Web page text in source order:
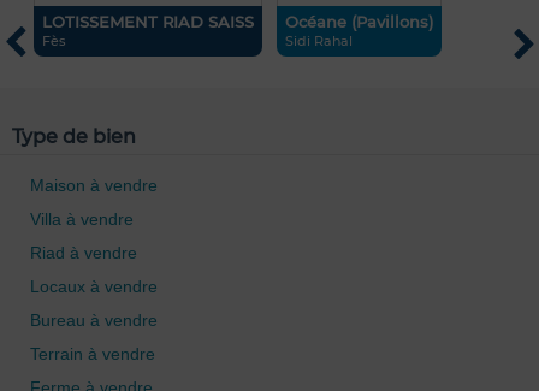
LOTISSEMENT RIAD SAISS
Fès
Océane (Pavillons)
Sidi Rahal
Type de bien
Maison à vendre
Villa à vendre
Riad à vendre
Locaux à vendre
Bureau à vendre
Terrain à vendre